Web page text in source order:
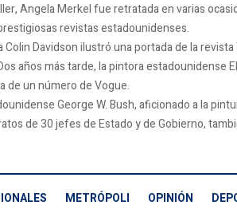
Angela Merkel fue retratada en varias
revistas estadounidenses.
Davidson ilustró una portada de la
años más tarde, la pintora estadounidense
de un número de Vogue.
George W. Bush, aficionado a la
de 30 jefes de Estado y de Gobierno,
METRÓPOLI OPINIÓN